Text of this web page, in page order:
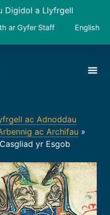
Digidol a Llyfrgell
ar Gyfer Staff English
ac Adnoddau
ac Archifau »
Casgliad yr Esgob